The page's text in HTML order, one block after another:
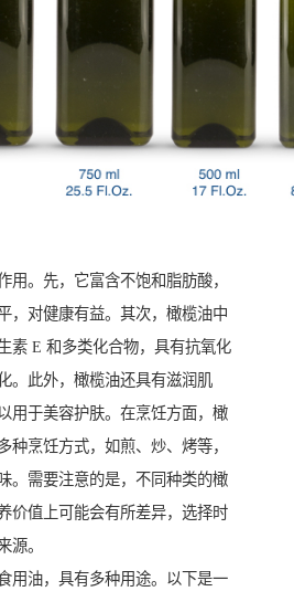
用。先，它富含不饱和脂肪酸，
，对健康有益。其次，橄榄油中
素 E 和多类化合物，具有抗氧化
。此外，橄榄油还具有滋润肌
用于美容护肤。在烹饪方面，橄
种烹饪方式，如煎、炒、烤等，
。需要注意的是，不同种类的橄
价值上可能会有所差异，选择时
源。
用油，具有多种用途。以下是一